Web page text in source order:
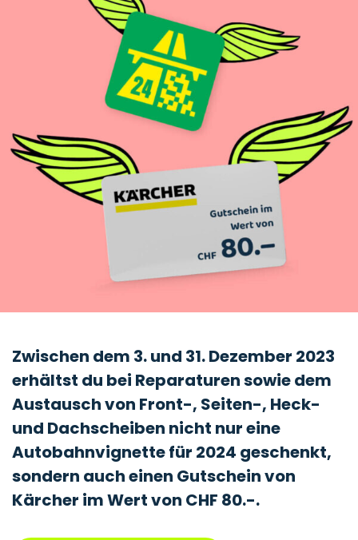
Zwischen dem 3. und 31. Dezember 2023
erhältst du bei Reparaturen sowie dem
Austausch von Front-, Seiten-, Heck-
und Dachscheiben nicht nureine
Autobahnvignette für 2024 geschenkt,
sondern auch einen Gutschein von
Kärcher im Wert von CHF 80.-.